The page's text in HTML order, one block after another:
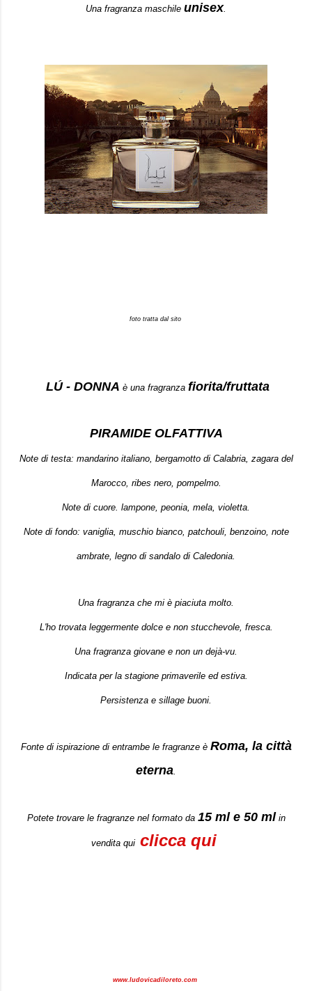
Una fragranza maschile unisex.
foto tratta dal sito
LÚ - DONNA è una fragranza fiorita/fruttata
PIRAMIDE OLFATTIVA
Note di testa: mandarino italiano, bergamotto di Calabria, zagara del
Marocco, ribes nero, pompelmo.
Note di cuore. lampone, peonia, mela, violetta.
Note di fondo: vaniglia, muschio bianco, patchouli, benzoino, note
ambrate, legno di sandalo di Caledonia.
Una fragranza che mi è piaciuta molto.
L'ho trovata leggermente dolce e non stucchevole, fresca.
Una fragranza giovane e non un dejà-vu.
Indicata per la stagione primaverile ed estiva.
Persistenza e sillage buoni.
Fonte di ispirazione di entrambe le fragranze è Roma, la città
eterna.
Potete trovare le fragranze nel formato da 15 ml e 50 mlin
vendita qui clicca qui
www.ludovicadiloreto.com